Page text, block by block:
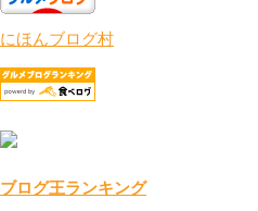
にほんブログ村
ブログ王ランキング